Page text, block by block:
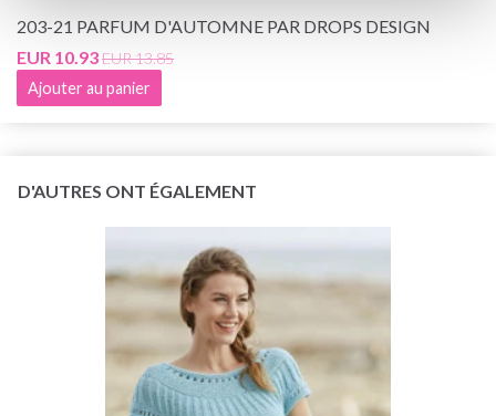
203-21 PARFUM D'AUTOMNE PAR DROPS DESIGN
EUR 10.93EUR 13.85
Ajouter au panier
D'AUTRES ONT ÉGALEMENT